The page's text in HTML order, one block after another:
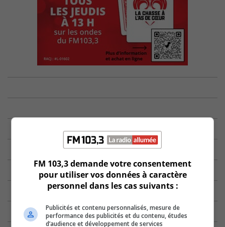
FM 103,3 demande votre consentement
pour utiliser vos données à caractère
personnel dans les cas suivants :
Publicités et contenu personnalisés, mesure de
performance des publicités et du contenu, études
d’audience et développement de services